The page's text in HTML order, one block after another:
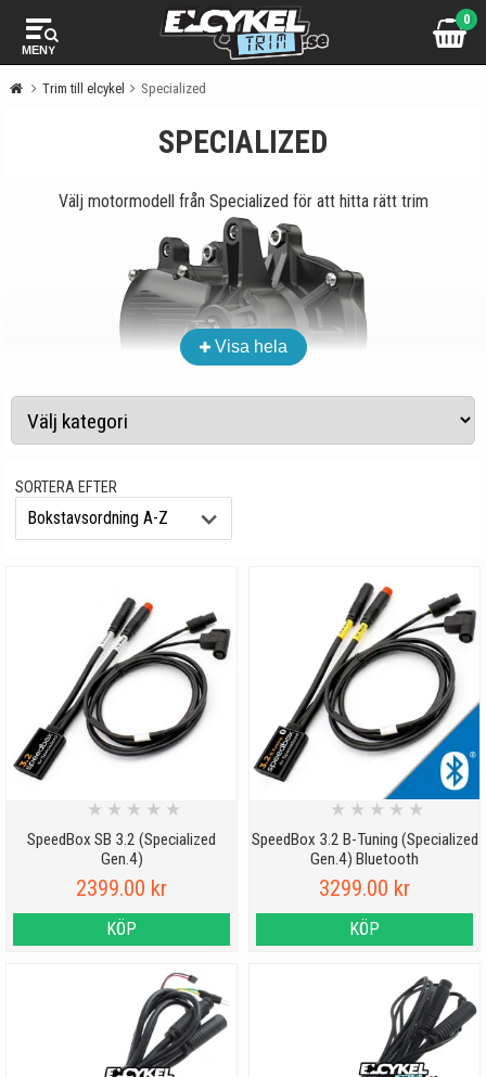
MENY
0
Trim till elcykel Specialized
SPECIALIZED
Välj motormodell från Specialized för att hitta rätt trim
TRIM TILL ELCYKEL FRÅN SPECIALIZED
Trimma dinelcykel Specialized
. Motorerna som används av
Specialized tillverkas av Brose och Mahle, men anpassas av
Specialized för att fungera optimalt för just den cykelmodell de sitter
monterade på. Specialized erbjuder MTB (mountanbike),
landsvägscyklar, trekking- och city-cyklar av mycket hög kvalitet.
Visa hela
SORTERA EFTER
SpeedBox SB 3.2 (Specialized
Gen.4)
★ ★ ★ ★ ★
2399.00 kr
KÖP
SpeedBox 3.2 B-Tuning (Specialized
Gen.4) Bluetooth
★ ★ ★ ★ ★
3299.00 kr
KÖP